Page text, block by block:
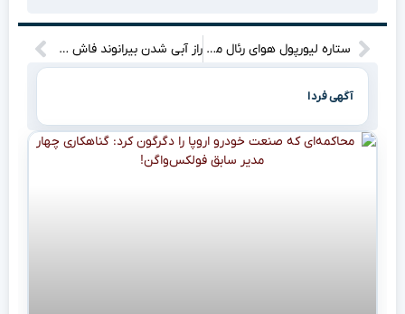
ستاره لیورپول هوای رئال مادرید به سرش زد؛ ژابی آلونسو یک قرمزپوش دیگر را هم می‌خواهد! راز آبی شدن بیرانوند فاش شد: چرا عقاب آسیا استقلال را انتخاب کرد؟”
آگهی فردا